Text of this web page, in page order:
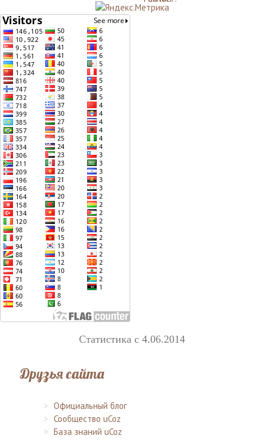
Статистика с 4.06.2014
Друзья сайта
Официальный блог
Сообщество uCoz
База знаний uCoz